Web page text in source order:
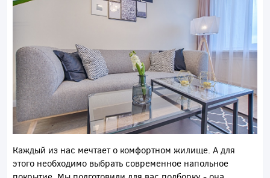
Каждый из нас мечтает о комфортном жилище. А для
этого необходимо выбрать современное напольное